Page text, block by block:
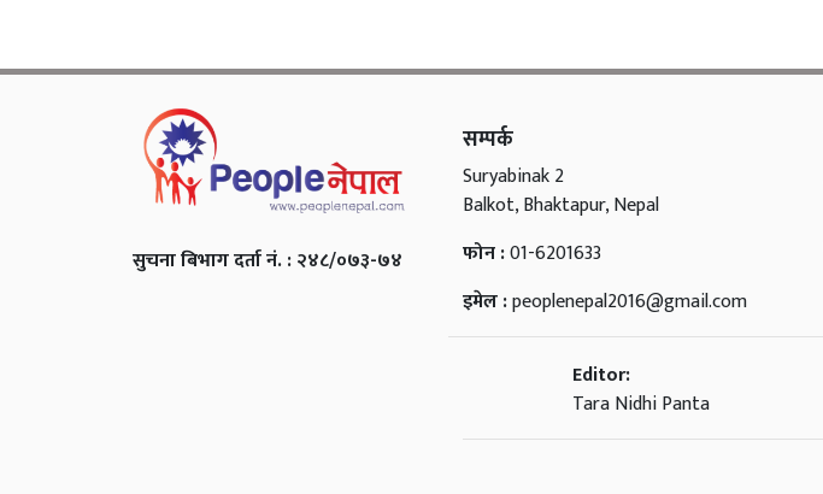
सुचना बिभाग दर्ता नं. : २४८/०७३-७४
सम्पर्क
Suryabinak 2
Balkot, Bhaktapur, Nepal
फोन :01-6201633
इमेल :peoplenepal2016@gmail.com
Editor:
Tara Nidhi Panta